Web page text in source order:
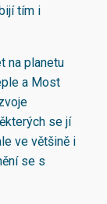
tím i
na planetu
a Most
se jí
ve většině i
se s